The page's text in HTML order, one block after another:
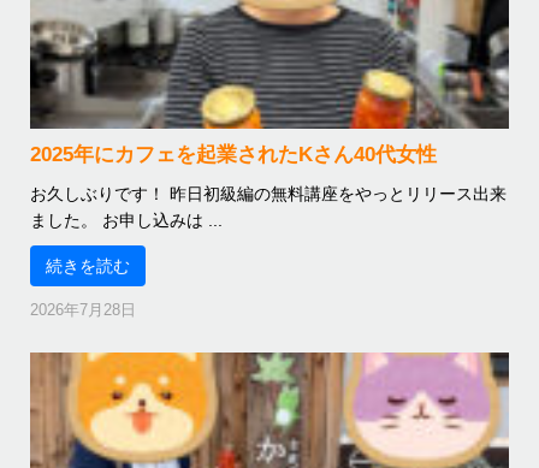
2025年にカフェを起業されたKさん40代女性
お久しぶりです！ 昨日初級編の無料講座をやっとリリース出来
ました。 お申し込みは ...
続きを読む
2026年7月28日